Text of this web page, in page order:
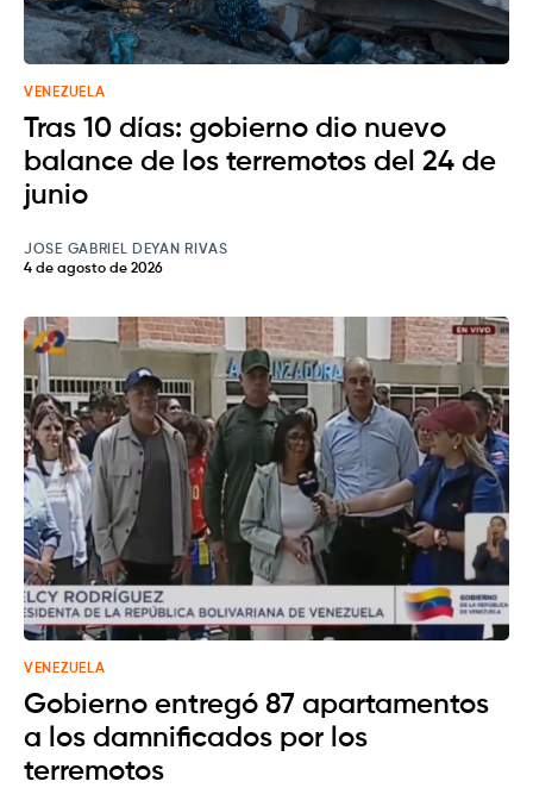
VENEZUELA
Tras 10 días: gobierno dio nuevo
balance de los terremotos del 24 de
junio
JOSE GABRIEL DEYAN RIVAS
4 de agosto de 2026
VENEZUELA
Gobierno entregó 87 apartamentos
a los damnificados por los
terremotos